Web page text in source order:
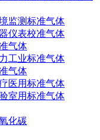
监测标准气体
仪表校准气体
气体
工业标准气体
气体
医用标准气体
室用标准气体
化碳